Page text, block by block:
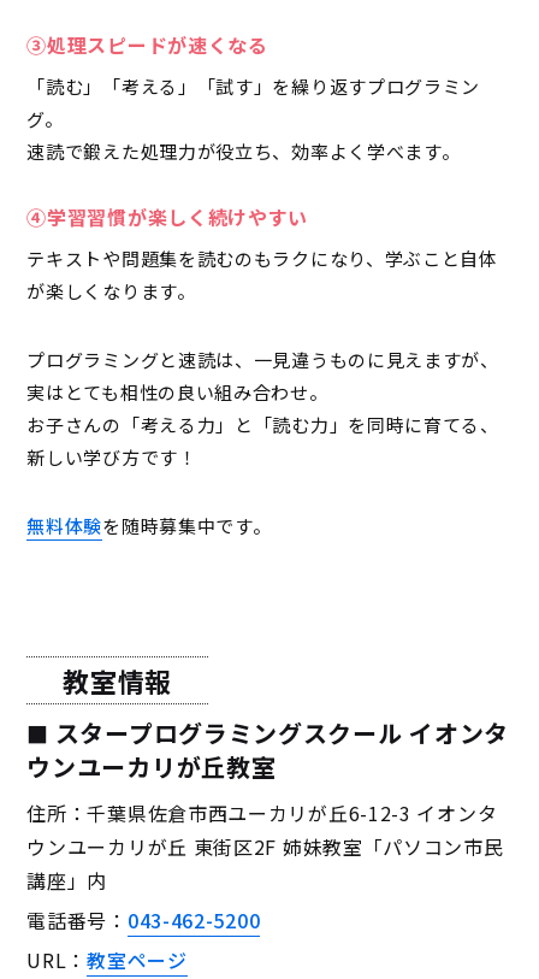
③処理スピードが速くなる
「読む」「考える」「試す」を繰り返すプログラミン
グ。
速読で鍛えた処理力が役立ち、効率よく学べます。
④学習習慣が楽しく続けやすい
テキストや問題集を読むのもラクになり、学ぶこと自体
が楽しくなります。
プログラミングと速読は、一見違うものに見えますが、
実はとても相性の良い組み合わせ。
お子さんの「考える力」と「読む力」を同時に育てる、
新しい学び方です！
無料体験を随時募集中です。
教室情報
スタープログラミングスクール イオンタ
ウンユーカリが丘教室
住所：千葉県佐倉市西ユーカリが丘6-12-3 イオンタ
ウンユーカリが丘 東街区2F 姉妹教室「パソコン市民
講座」内
電話番号： 043-462-5200
URL：教室ページ